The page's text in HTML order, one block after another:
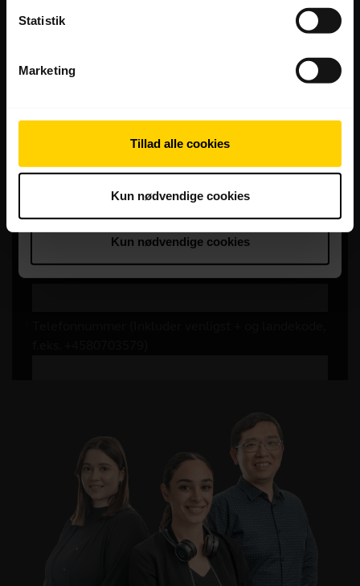
Statistik
Marketing
Tillad alle cookies
Kun nødvendige cookies